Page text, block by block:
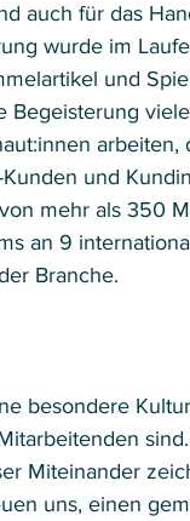
auch für das
wurde im
und
Begeisterung
arbeiten,
und
mehr als 350
an 9
Branche.
besondere
Miteinander
uns, einen